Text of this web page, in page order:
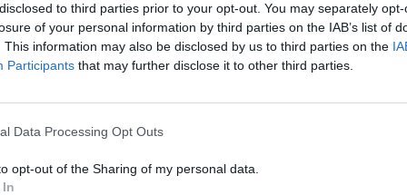
to third parties prior to your opt-out. You may separately
of your personal information by third parties on the IAB’s list of
This information may also be disclosed by us to third parties on the
Participants that may further disclose it to other third parties.
Data Processing Opt Outs
opt-out of the Sharing of my personal data.